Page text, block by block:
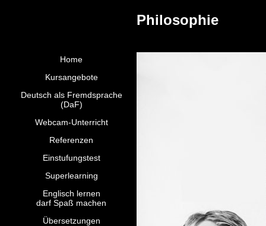
Home
Kursangebote
Deutsch als Fremdsprache
(DaF)
Webcam-Unterricht
Referenzen
Einstufungstest
Superlearning
Englisch lernen
darf Spaß machen
Übersetzungen
Philosophie